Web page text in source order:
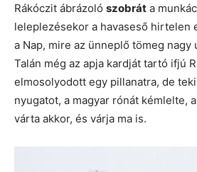
Rákóczit ábrázoló szobrát a
leleplezésekor a havaseső hirtelen
a Nap, mire az ünneplő tömeg nagy
Talán még az apja kardját tartó ifjú
elmosolyodott egy pillanatra, de
nyugatot, a magyar rónát kémlelte,
várta akkor, és várja ma is.